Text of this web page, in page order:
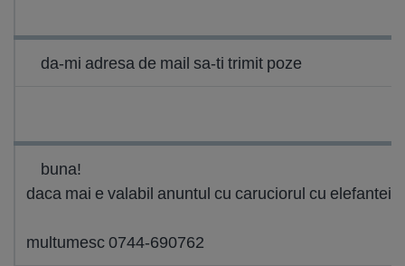
da-mi adresa de mail sa-ti trimit poze
buna!
daca mai e valabil anuntul cu caruciorul cu elefantei,
multumesc 0744-690762